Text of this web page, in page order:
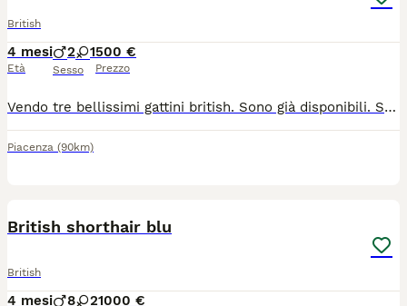
British
4 mesi
Età
2 1
Sesso
500 €
Prezzo
Vendo tre bellissimi gattini british. Sono già disponibili. Sono due maschi e una femmina. Chi è interessato mi può contattare.
Piacenza (90km)
British shorthair blu
British
4 mesi 8 21000 €